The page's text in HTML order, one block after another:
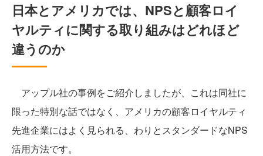
日本とアメリカでは、NPSと顧客ロイ
ヤルティに関する取り組みはどれほど
違うのか
アップル社の事例をご紹介しましたが、これは同社に
限った特別な話ではなく、アメリカの顧客ロイヤルティ
先進企業にはよく見られる、わりとスタンダードなNPS
活用方法です。